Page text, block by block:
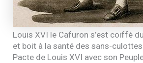
LouisXVI le Cafuron s’est coiffé
et boit à la santé des sans-
Pacte de LouisXVI avec son